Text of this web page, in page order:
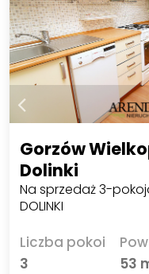
Gorzów
Dolinki
Na sprzedaż 3-
DOLINKI
Liczba pokoi
3
53